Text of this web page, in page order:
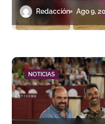
r
d
a
s
aroma de
Redacción Ago 9,
NOTICIAS